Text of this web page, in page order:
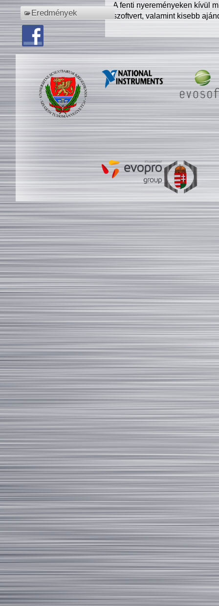
Eredmények
A fenti nyereményeken kívül
szoftvert, valamint kisebb